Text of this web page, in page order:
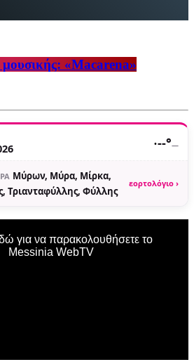
μουσικής: «Macarena»
·--°—
Μύρων, Μύρα, Μίρκα,
Τριανταφύλλης, Φύλλης
εορτολόγιο ›
για να παρακολουθήσετε το
Messinia WebTV